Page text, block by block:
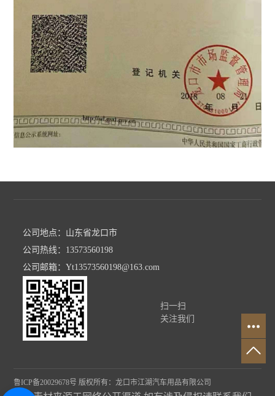
公司地点：山东省龙口市
公司热线：13573560198
公司邮箱：Yt13573560198@163.com
扫一扫
关注我们
鲁ICP备20029678号 版权所有：龙口市江湖汽车用品有限公司